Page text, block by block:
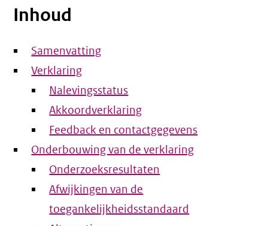
Inhoud
Samenvatting
Verklaring
Nalevingsstatus
Akkoordverklaring
Feedback en contactgegevens
Onderbouwing van de verklaring
Onderzoeksresultaten
Afwijkingen van de
toegankelijkheidsstandaard